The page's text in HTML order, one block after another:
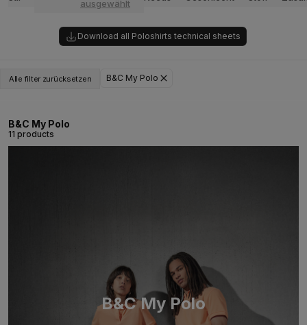
ausgewählt
Download all Poloshirts technical sheets
Alle filter zurücksetzen B&C My Polo
B&C My Polo
11 products
B&C My Polo